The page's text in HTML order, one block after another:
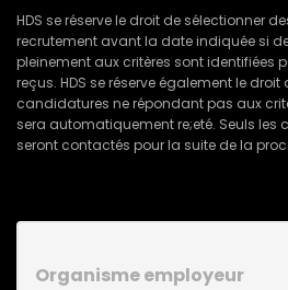
HDS se réserve le droit de sélectionner
recrutement avant la date indiquée si
pleinement aux critères sont identifiées
reçus. HDS se réserve également le
candidatures ne répondant pas aux
sera automatiquement re;eté. Seuls les
seront contactés pour la suite de la
Organisme employeur